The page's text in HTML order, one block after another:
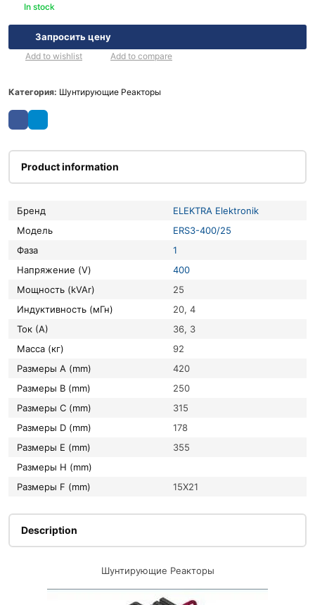
In stock
Запросить цену
Add to wishlist Add to compare
Категория: Шунтирующие Реакторы
Product information
Бренд
ELEKTRA Elektronik
Модель
ERS3-400/25
Фаза
1
Напряжение (V)
400
Мощность (kVAr)
25
Индуктивность (мГн)
20, 4
Ток (А)
36, 3
Масса (кг)
92
Размеры A (mm)
420
Размеры B (mm)
250
Размеры C (mm)
315
Размеры D (mm)
178
Размеры E (mm)
355
Размеры H (mm)
Размеры F (mm)
15X21
Description
Шунтирующие Реакторы